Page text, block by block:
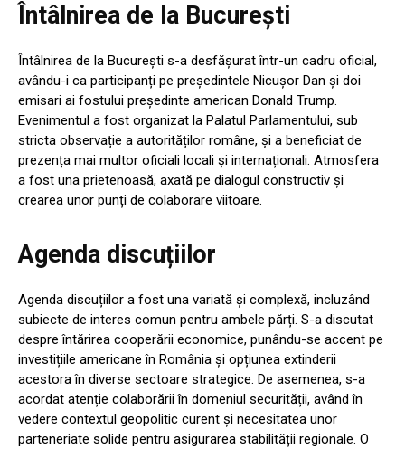
Întâlnirea de la București
Întâlnirea de la București s-a desfășurat într-un cadru oficial,
avându-i ca participanți pe președintele Nicușor Dan și doi
emisari ai fostului președinte american Donald Trump.
Evenimentul a fost organizat la Palatul Parlamentului, sub
stricta observație a autorităților române, și a beneficiat de
prezența mai multor oficiali locali și internaționali. Atmosfera
a fost una prietenoasă, axată pe dialogul constructiv și
crearea unor punți de colaborare viitoare.
Agenda discuțiilor
Agenda discuțiilor a fost una variată și complexă, incluzând
subiecte de interes comun pentru ambele părți. S-a discutat
despre întărirea cooperării economice, punându-se accent pe
investițiile americane în România și opțiunea extinderii
acestora în diverse sectoare strategice. De asemenea, s-a
acordat atenție colaborării în domeniul securității, având în
vedere contextul geopolitic curent și necesitatea unor
parteneriate solide pentru asigurarea stabilității regionale. O